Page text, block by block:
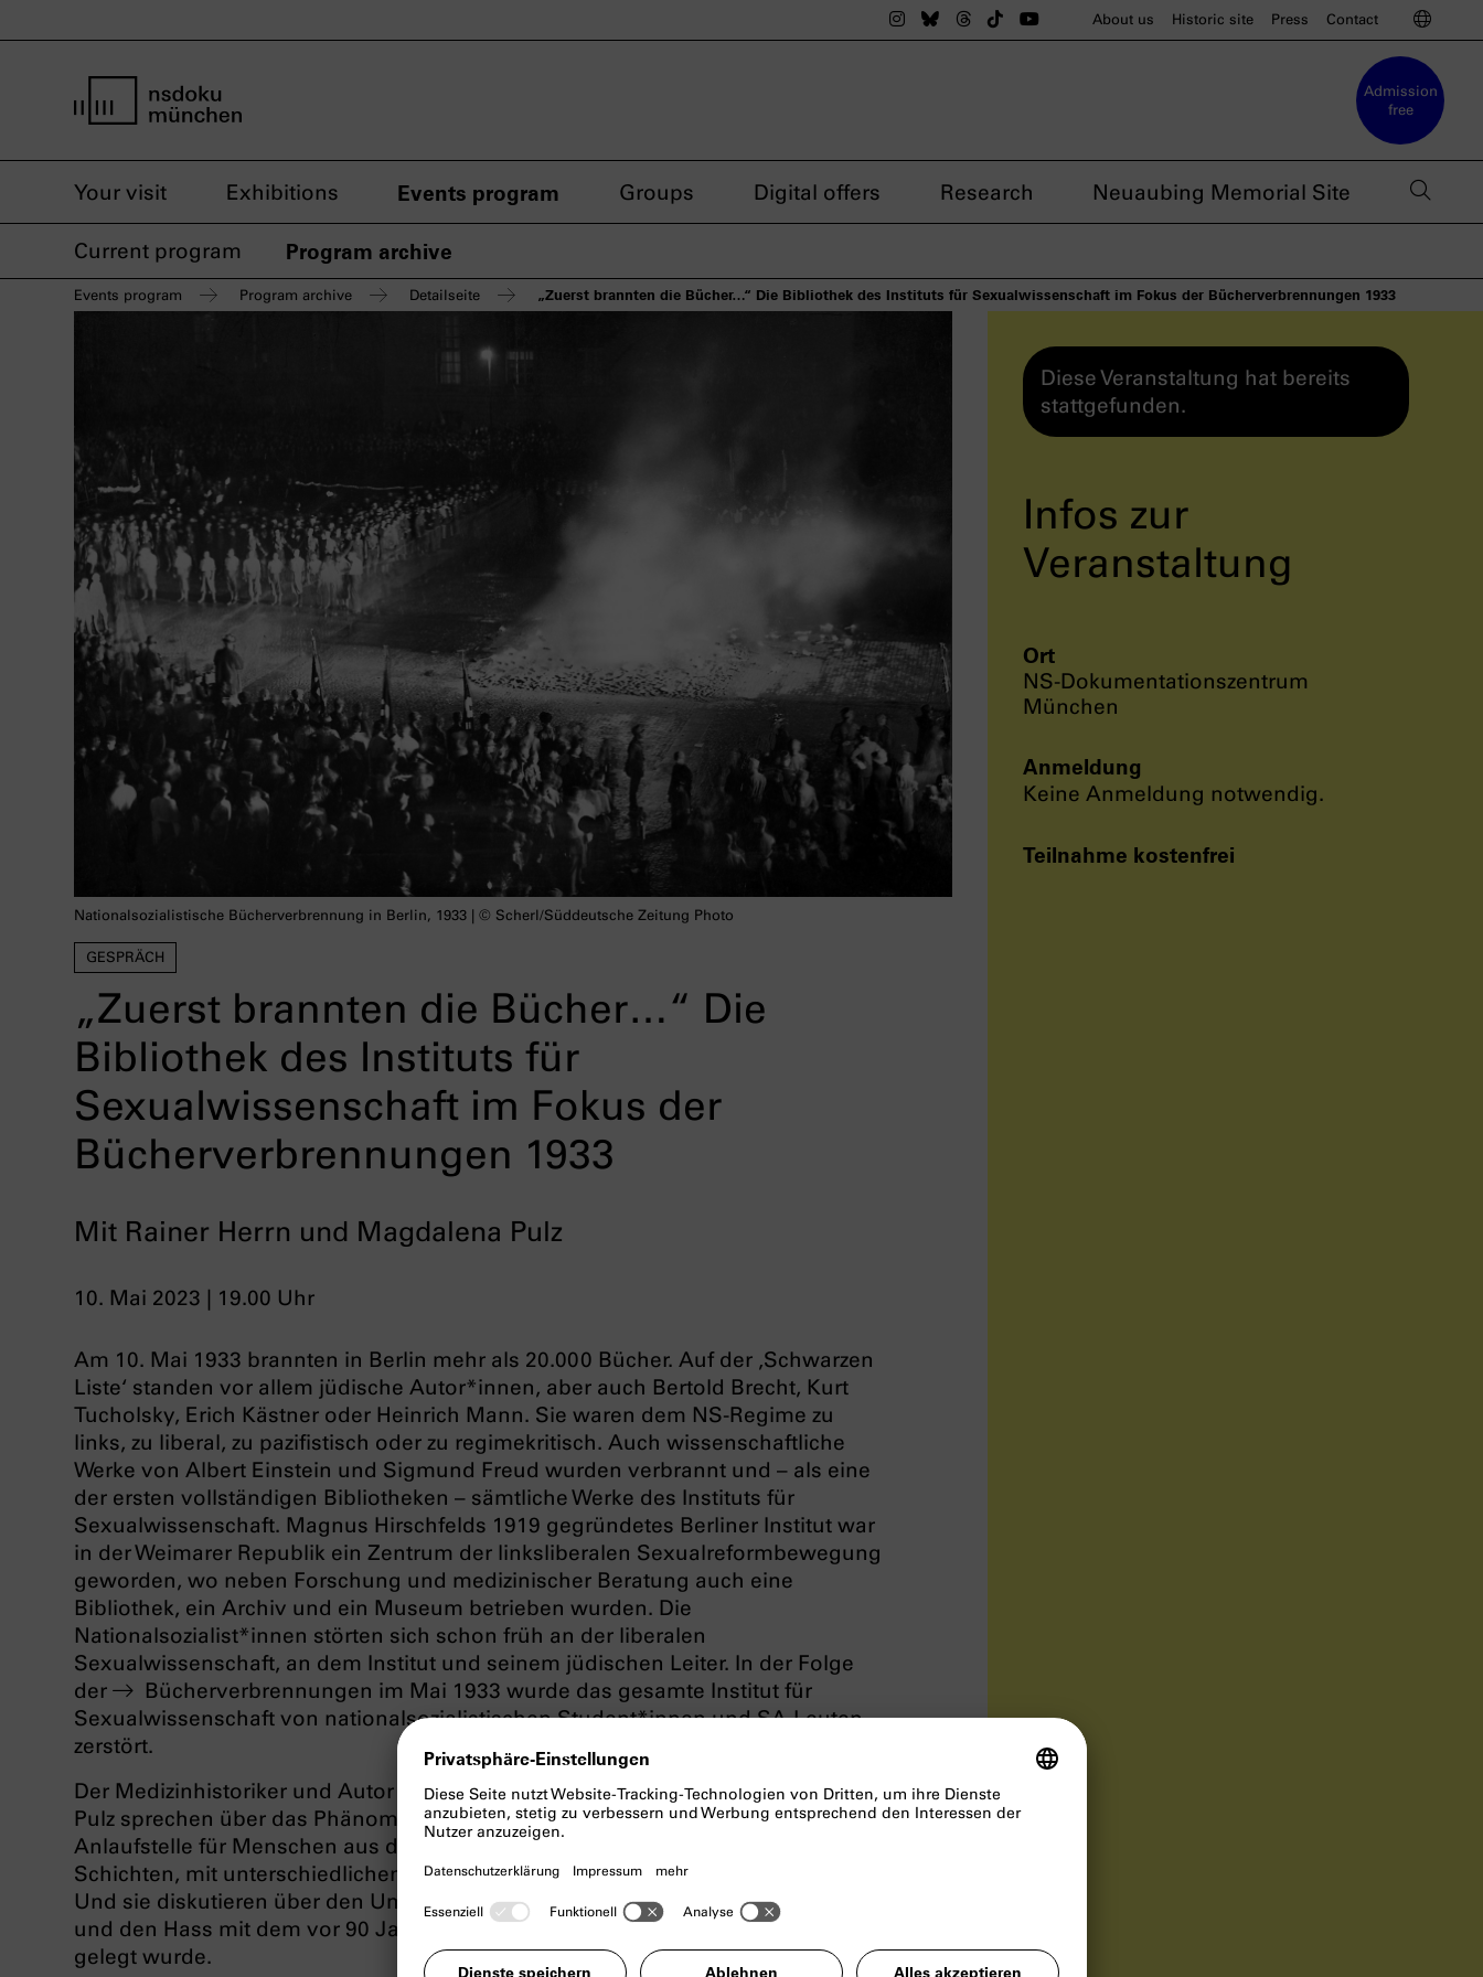
The nsdoku munich on Instagram
The nsdoku munich on BlueSky
The nsdoku munich on Threads
The nsdoku munich on TikTok
The nsdoku munich on YouTube
About us Historic site Press Contact
Admission
free
Your visit Exhibitions Events program Groups Digital offers Research Neuaubing Memorial Site
Current program Program archive
Events program Program archive Detailseite „Zuerst brannten die Bücher…“ Die Bibliothek des Instituts für Sexualwissenschaft im Fokus der Bücherverbrennungen 1933
GESPRÄCH
„Zuerst brannten die Bücher…“ Die
Bibliothek des Instituts für
Sexualwissenschaft im Fokus der
Bücherverbrennungen 1933
Mit Rainer Herrn und Magdalena Pulz
10. Mai 2023 | 19.00 Uhr
Nationalsozialistische Bücherverbrennung in Berlin, 1933 | © Scherl/Süddeutsche Zeitung Photo
Am 10. Mai 1933 brannten in Berlin mehr als 20.000 Bücher. Auf der ‚Schwarzen
Liste‘ standen vor allem jüdische Autor*innen, aber auch Bertold Brecht, Kurt
Tucholsky, Erich Kästner oder Heinrich Mann. Sie waren dem NS-Regime zu
links, zu liberal, zu pazifistisch oder zu regimekritisch. Auch wissenschaftliche
Werke von Albert Einstein und Sigmund Freud wurden verbrannt und – als eine
der ersten vollständigen Bibliotheken – sämtliche Werke des Instituts für
Sexualwissenschaft. Magnus Hirschfelds 1919 gegründetes Berliner Institut war
in der Weimarer Republik ein Zentrum der linksliberalen Sexualreformbewegung
geworden, wo neben Forschung und medizinischer Beratung auch eine
Bibliothek, ein Archiv und ein Museum betrieben wurden. Die
Nationalsozialist*innen störten sich schon früh an der liberalen
Sexualwissenschaft, an dem Institut und seinem jüdischen Leiter. In der Folge
der
Bücherverbrennungen im Mai 1933 wurde das gesamte Institut für
Sexualwissenschaft von nationalsozialistischen Student*innen und SA-Leuten
zerstört.
Der Medizinhistoriker und Autor Rainer Herrn und die Journalistin Magdalena
Pulz sprechen über das Phänomen des Instituts für Sexualwissenschaft: eine
Anlaufstelle für Menschen aus der ganzen Welt, aus allen gesellschaftlichen
Schichten, mit unterschiedlichen sexuellen und geschlechtlichen Identitäten.
Und sie diskutieren über den Umgang des NS-Regimes mit Genderdiversität
und den Hass mit dem vor 90 Jahren das ganze Institut in Schutt und Asche
gelegt wurde.
Diese Veranstaltung hat bereits
stattgefunden.
Infos zur
Veranstaltung
Ort
NS-Dokumentationszentrum
München
Anmeldung
Keine Anmeldung notwendig.
Teilnahme kostenfrei